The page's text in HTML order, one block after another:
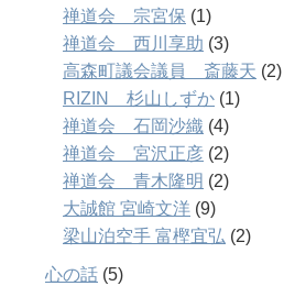
禅道会 宗宮保 (1)
禅道会 西川享助 (3)
高森町議会議員 斎藤天 (2)
RIZIN 杉山しずか (1)
禅道会 石岡沙織 (4)
禅道会 宮沢正彦 (2)
禅道会 青木隆明 (2)
大誠館 宮崎文洋 (9)
梁山泊空手 富樫宜弘 (2)
心の話 (5)